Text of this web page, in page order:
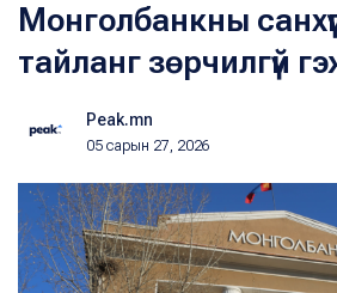
Монголбанкны
тайланг зөрчилгүй
Peak.mn
05 сарын 27, 2026